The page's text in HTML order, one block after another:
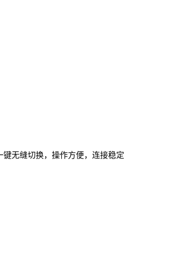
无缝切换，操作方便，连接稳定